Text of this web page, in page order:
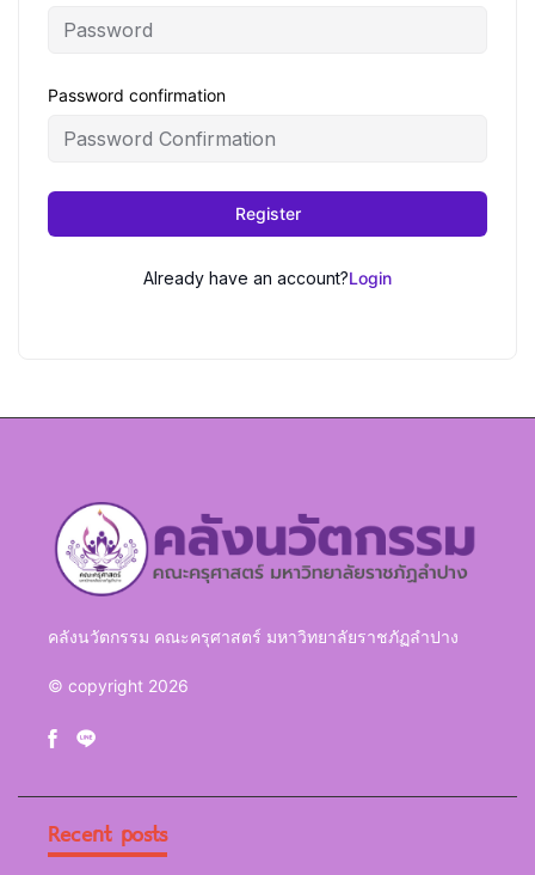
Password confirmation
Register
Already have an account?Login
คลังนวัตกรรม คณะครุศาสตร์ มหาวิทยาลัยราชภัฏลำปาง
© copyright 2026
Recent posts